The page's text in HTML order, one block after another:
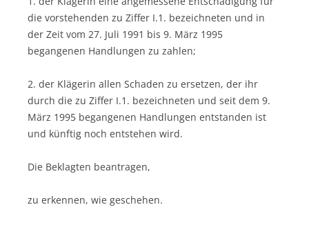
die vorstehenden zu Ziffer I.1. bezeichneten und in
der Zeit vom 27. Juli 1991 bis 9. März 1995
begangenen Handlungen zu zahlen;
2. der Klägerin allen Schaden zu ersetzen, der ihr
durch die zu Ziffer I.1. bezeichneten und seit dem 9.
März 1995 begangenen Handlungen entstanden ist
und künftig noch entstehen wird.
Die Beklagten beantragen,
zu erkennen, wie geschehen.